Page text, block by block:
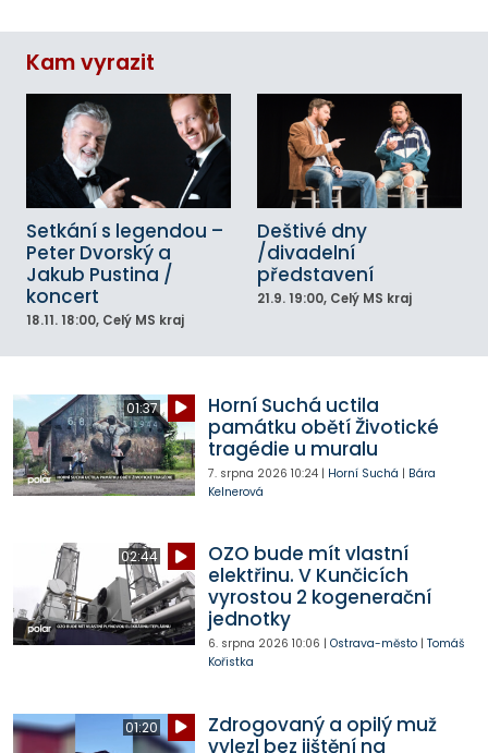
Kam vyrazit
Setkání s legendou –
Peter Dvorský a
Jakub Pustina /
koncert
18.11. 18:00, Celý MS kraj
Deštivé dny
/divadelní
představení
21.9. 19:00, Celý MS kraj
01:37
Horní Suchá uctila
památku obětí Životické
tragédie u muralu
7. srpna 2026 10:24| Horní Suchá | Bára
Kelnerová
02:44
OZO bude mít vlastní
elektřinu. V Kunčicích
vyrostou 2 kogenerační
jednotky
6. srpna 2026 10:06 | Ostrava-město| Tomáš
Kořistka
01:20
Zdrogovaný a opilý muž
vylezl bez jištění na